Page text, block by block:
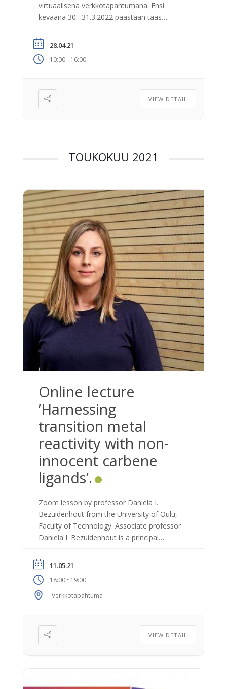
virtuaalisena verkkotapahtumana. Ensi
keväänä 30.–31.3.2022 päästään taas
2022 -tapahtumassa Messukeskuksessa.
Samaan aikaan on kansainvälinen Helsinki
Chemicals Forum sekä metsäteollisuuden
ChemBio Finland 2021 verkkotapahtuma
tarjosi kuusi ohjelmakokonaisuutta, joissa
oli 24 ohjelmaa. Puhujia oli yli 50.
28.04.21
10:00- 16:00
VIEW DETAIL
TOUKOKUU 2021
Online lecture
’Harnessing
transition metal
reactivity with non-
innocent carbene
ligands’.
Zoom lesson by professor Daniela I.
Bezuidenhout from the University of Oulu,
Faculty of Technology. Associate professor
Daniela I. Bezuidenhout is a principal
Laboratories, Research Unit of
Environmental and Chemical Engineering.
Her research team focuses on the
development of new carbene ligands and
11.05.21
18:00- 19:00
Verkkotapahtuma
VIEW DETAIL